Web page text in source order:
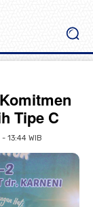
Tipe C
13:44 WIB